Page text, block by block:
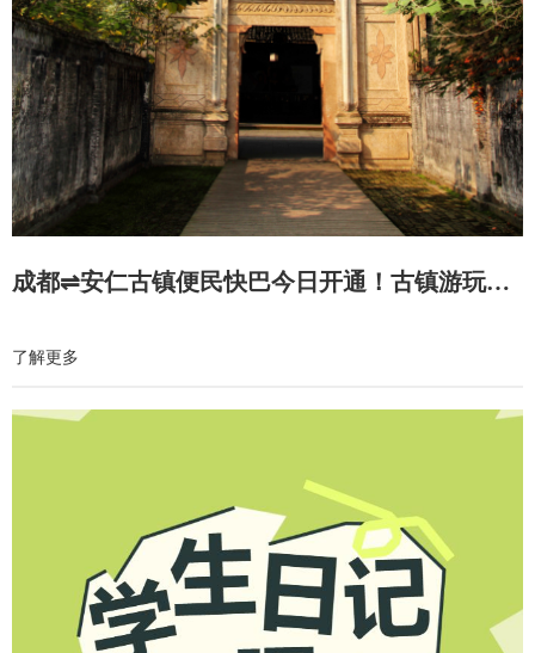
成都⇌安仁古镇便民快巴今日开通！古镇游玩攻略来了
了解更多